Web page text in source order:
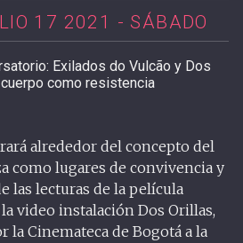
17 2021 - SÁBADO
Exilados do Vulcão y Dos
como resistencia
alrededor del concepto del
como lugares de convivencia y
las lecturas de la película
video instalación Dos Orillas,
la Cinemateca de Bogotá a la